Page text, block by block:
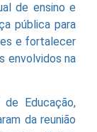
de ensino e
pública para
e fortalecer
envolvidos na
de Educação,
da reunião